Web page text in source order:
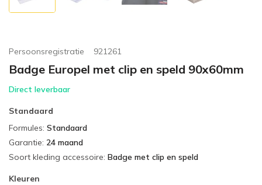
Persoonsregistratie 921261
Badge Europel met clip en speld 90x60mm
Direct leverbaar
Standaard
Formules: Standaard
Garantie: 24 maand
Soort kleding accessoire: Badge met clip en speld
Kleuren